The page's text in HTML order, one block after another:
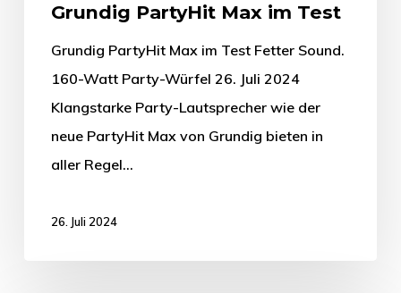
Grundig PartyHit Max im Test
Grundig PartyHit Max im Test Fetter Sound.
160-Watt Party-Würfel 26. Juli 2024
Klangstarke Party-Lautsprecher wie der
neue PartyHit Max von Grundig bieten in
aller Regel…
26. Juli 2024